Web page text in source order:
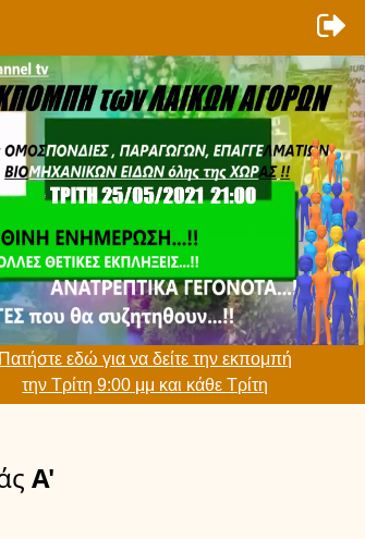
Πατήστε εδώ για να δείτε την εκπομπή
την Τρίτη 9:00 μμ και κάθε Τρίτη
Α'